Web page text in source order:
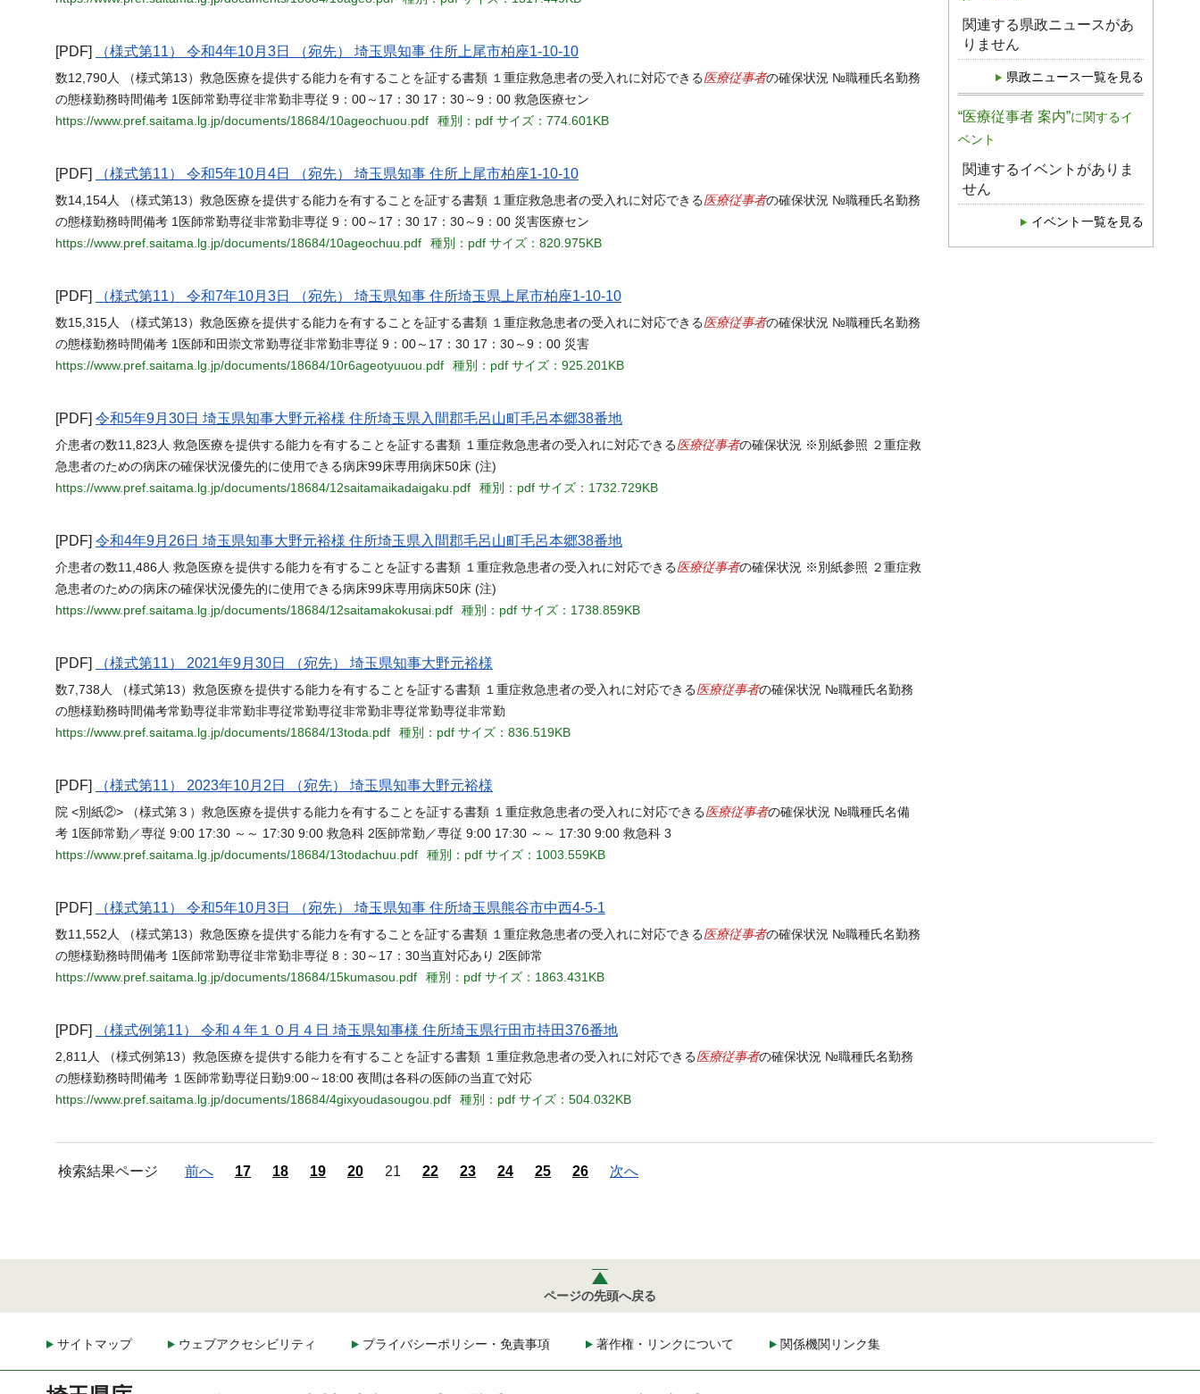
関連する県政ニュースがあ
りません
県政ニュース一覧を見る
“医療従事者 案内”に関するイ
ベント
関連するイベントがありま
せん
イベント一覧を見る
[PDF] （様式第11） 令和4年10月3日 （宛先） 埼玉県知事 住所上尾市柏座1-10-10
数12,790人 （様式第13）救急医療を提供する能力を有することを証する書類 １重症救急患者の受入れに対応できる 医療従事者の確保状況 №職種氏名勤務
の態様勤務時間備考 1医師常勤専従非常勤非専従 9：00～17：30 17：30～9：00 救急医療セン
https://www.pref.saitama.lg.jp/documents/18684/10ageochuou.pdf
種別：pdf サイズ：774.601KB
[PDF] （様式第11） 令和5年10月4日 （宛先） 埼玉県知事 住所上尾市柏座1-10-10
数14,154人 （様式第13）救急医療を提供する能力を有することを証する書類 １重症救急患者の受入れに対応できる 医療従事者の確保状況 №職種氏名勤務
の態様勤務時間備考 1医師常勤専従非常勤非専従 9：00～17：30 17：30～9：00 災害医療セン
https://www.pref.saitama.lg.jp/documents/18684/10ageochuu.pdf
種別：pdf サイズ：820.975KB
[PDF] （様式第11） 令和7年10月3日 （宛先） 埼玉県知事 住所埼玉県上尾市柏座1-10-10
数15,315人 （様式第13）救急医療を提供する能力を有することを証する書類 １重症救急患者の受入れに対応できる 医療従事者の確保状況 №職種氏名勤務
の態様勤務時間備考 1医師和田崇文常勤専従非常勤非専従 9：00～17：30 17：30～9：00 災害
https://www.pref.saitama.lg.jp/documents/18684/10r6ageotyuuou.pdf
種別：pdf サイズ：925.201KB
[PDF] 令和5年9月30日 埼玉県知事大野元裕様 住所埼玉県入間郡毛呂山町毛呂本郷38番地
介患者の数11,823人 救急医療を提供する能力を有することを証する書類 １重症救急患者の受入れに対応できる 医療従事者の確保状況 ※別紙参照 ２重症救
急患者のための病床の確保状況優先的に使用できる病床99床専用病床50床 (注)
https://www.pref.saitama.lg.jp/documents/18684/12saitamaikadaigaku.pdf
種別：pdf サイズ：1732.729KB
[PDF] 令和4年9月26日 埼玉県知事大野元裕様 住所埼玉県入間郡毛呂山町毛呂本郷38番地
介患者の数11,486人 救急医療を提供する能力を有することを証する書類 １重症救急患者の受入れに対応できる 医療従事者の確保状況 ※別紙参照 ２重症救
急患者のための病床の確保状況優先的に使用できる病床99床専用病床50床 (注)
https://www.pref.saitama.lg.jp/documents/18684/12saitamakokusai.pdf
種別：pdf サイズ：1738.859KB
[PDF] （様式第11） 2021年9月30日 （宛先） 埼玉県知事大野元裕様
数7,738人 （様式第13）救急医療を提供する能力を有することを証する書類 １重症救急患者の受入れに対応できる 医療従事者の確保状況 №職種氏名勤務
の態様勤務時間備考常勤専従非常勤非専従常勤専従非常勤非専従常勤専従非常勤
https://www.pref.saitama.lg.jp/documents/18684/13toda.pdf
種別：pdf サイズ：836.519KB
[PDF] （様式第11） 2023年10月2日 （宛先） 埼玉県知事大野元裕様
院 <別紙②> （様式第３）救急医療を提供する能力を有することを証する書類 １重症救急患者の受入れに対応できる 医療従事者の確保状況 №職種氏名備
考 1医師常勤／専従 9:00 17:30 ～～ 17:30 9:00 救急科 2医師常勤／専従 9:00 17:30 ～～ 17:30 9:00 救急科 3
https://www.pref.saitama.lg.jp/documents/18684/13todachuu.pdf
種別：pdf サイズ：1003.559KB
[PDF] （様式第11） 令和5年10月3日 （宛先） 埼玉県知事 住所埼玉県熊谷市中西4-5-1
数11,552人 （様式第13）救急医療を提供する能力を有することを証する書類 １重症救急患者の受入れに対応できる 医療従事者の確保状況 №職種氏名勤務
の態様勤務時間備考 1医師常勤専従非常勤非専従 8：30～17：30当直対応あり 2医師常
https://www.pref.saitama.lg.jp/documents/18684/15kumasou.pdf
種別：pdf サイズ：1863.431KB
[PDF] （様式例第11） 令和４年１０月４日 埼玉県知事様 住所埼玉県行田市持田376番地
2,811人 （様式例第13）救急医療を提供する能力を有することを証する書類 １重症救急患者の受入れに対応できる 医療従事者の確保状況 №職種氏名勤務
の態様勤務時間備考 １医師常勤専従日勤9:00～18:00 夜間は各科の医師の当直で対応
https://www.pref.saitama.lg.jp/documents/18684/4gixyoudasougou.pdf
種別：pdf サイズ：504.032KB
検索結果ページ 前へ 17 18 19 20 21 22 23 24 25 26 次へ
ページの先頭へ戻る
サイトマップ ウェブアクセシビリティ プライバシーポリシー・免責事項 著作権・リンクについて 関係機関リンク集